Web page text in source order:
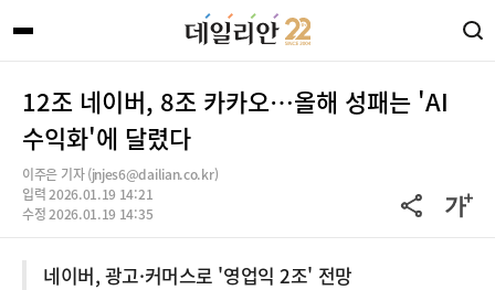
12조 네이버, 8조 카카오…올해 성패는 'AI
수익화'에 달렸다
이주은 기자 (jnjes6@dailian.co.kr)
입력 2026.01.19 14:21
수정 2026.01.19 14:35
네이버, 광고·커머스로 '영업익 2조' 전망